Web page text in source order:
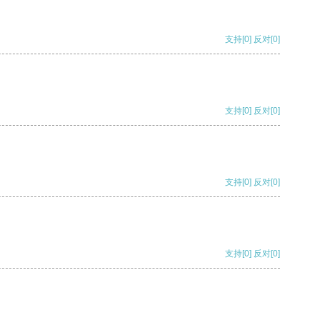
支持[0] 反对[0]
支持[0] 反对[0]
支持[0] 反对[0]
支持[0] 反对[0]